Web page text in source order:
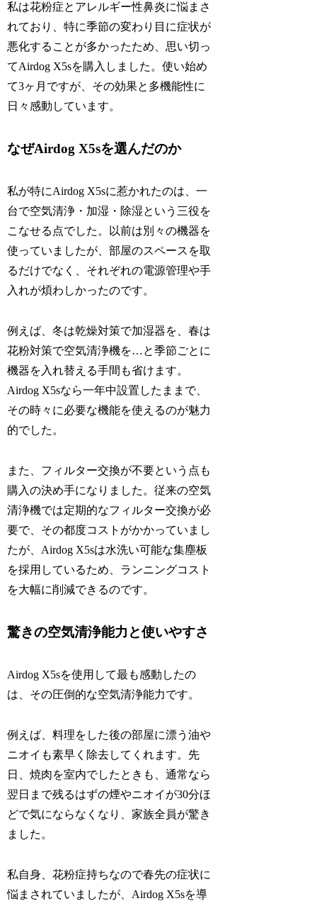
私は花粉症とアレルギー性鼻炎に悩まさ
れており、特に季節の変わり目に症状が
悪化することが多かったため、思い切っ
てAirdog X5sを購入しました。使い始め
て3ヶ月ですが、その効果と多機能性に
日々感動しています。
なぜAirdog X5sを選んだのか
私が特にAirdog X5sに惹かれたのは、一
台で空気清浄・加湿・除湿という三役を
こなせる点でした。以前は別々の機器を
使っていましたが、部屋のスペースを取
るだけでなく、それぞれの電源管理や手
入れが煩わしかったのです。
例えば、冬は乾燥対策で加湿器を、春は
花粉対策で空気清浄機を…と季節ごとに
機器を入れ替える手間も省けます。
Airdog X5sなら一年中設置したままで、
その時々に必要な機能を使えるのが魅力
的でした。
また、フィルター交換が不要という点も
購入の決め手になりました。従来の空気
清浄機では定期的なフィルター交換が必
要で、その都度コストがかかっていまし
たが、Airdog X5sは水洗い可能な集塵板
を採用しているため、ランニングコスト
を大幅に削減できるのです。
驚きの空気清浄能力と使いやすさ
Airdog X5sを使用して最も感動したの
は、その圧倒的な空気清浄能力です。
例えば、料理をした後の部屋に漂う油や
ニオイも素早く除去してくれます。先
日、焼肉を室内でしたときも、通常なら
翌日まで残るはずの煙やニオイが30分ほ
どで気にならなくなり、家族全員が驚き
ました。
私自身、花粉症持ちなので春先の症状に
悩まされていましたが、Airdog X5sを導